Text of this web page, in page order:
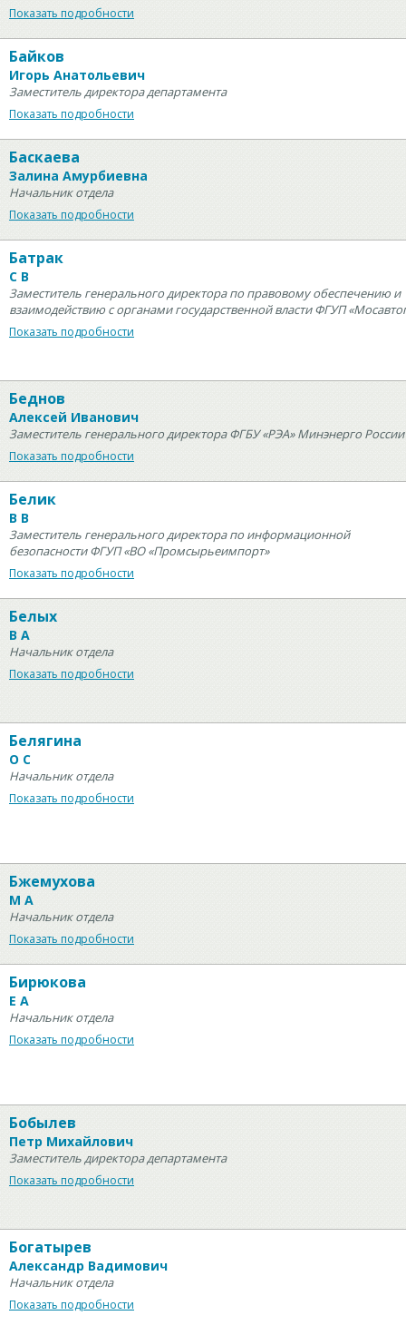
Показать подробности
Байков
Игорь Анатольевич
Заместитель директора департамента
Показать подробности
Баскаева
Залина Амурбиевна
Начальник отдела
Показать подробности
Батрак
С В
Заместитель генерального директора по правовому обеспечению и
взаимодействию с органами государственной власти ФГУП
Показать подробности
Беднов
Алексей Иванович
Заместитель генерального директора ФГБУ «РЭА» Минэнерго России
Показать подробности
Белик
В В
Заместитель генерального директора по информационной
безопасности ФГУП «ВО «Промсырьеимпорт»
Показать подробности
Белых
В А
Начальник отдела
Показать подробности
Белягина
О С
Начальник отдела
Показать подробности
Бжемухова
М А
Начальник отдела
Показать подробности
Бирюкова
Е А
Начальник отдела
Показать подробности
Бобылев
Петр Михайлович
Заместитель директора департамента
Показать подробности
Богатырев
Александр Вадимович
Начальник отдела
Показать подробности